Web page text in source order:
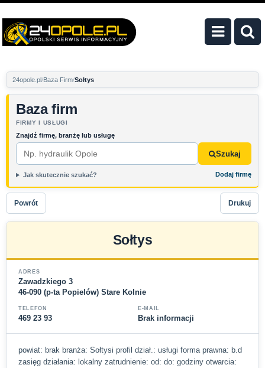
24opole.pl Baza Firm Sołtys
Baza firm
FIRMY I USŁUGI
Znajdź firmę, branżę lub usługę
Szukaj
Jak skutecznie szukać? Dodaj firmę
Powrót Drukuj
Sołtys
ADRES
Zawadzkiego 3
46-090 (p-ta Popielów) Stare Kolnie
TELEFON
469 23 93
E-MAIL
Brak informacji
powiat: brak branża: Sołtysi profil dział.: usługi forma prawna: b.d
zasięg działania: lokalny zatrudnienie: od: do: godziny otwarcia: